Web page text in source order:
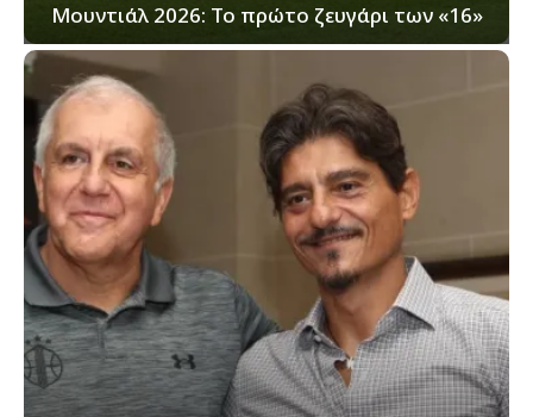
Μουντιάλ 2026: Το πρώτο ζευγάρι των «16»